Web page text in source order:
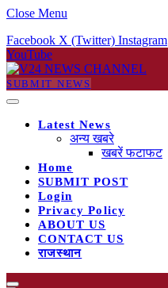
Close Menu
Facebook X (Twitter) Instagram
YouTube
SUBMIT NEWS
Latest News
अन्य खबरे
खबरें फटाफट
Home
SUBMIT POST
Login
Privacy Policy
ABOUT US
CONTACT US
राजस्थान